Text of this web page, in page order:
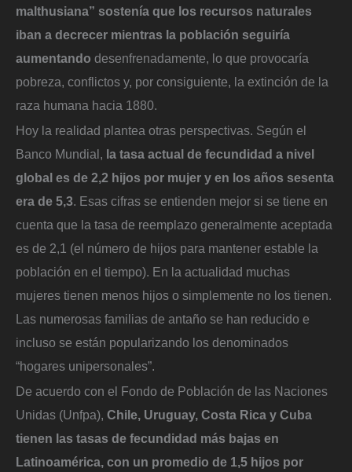
malthusiana” sostenía que los recursos naturales
iban a decrecer mientras la población seguiría
aumentando desenfrenadamente, lo que provocaría
pobreza, conflictos y, por consiguiente, la extinción de la
raza humana hacia 1880.
Hoy la realidad plantea otras perspectivas. Según el
Banco Mundial, la tasa actual de fecundidad a nivel
global es de 2,2 hijos por mujer y en los años sesenta
era de 5,3. Esas cifras se entienden mejor si se tiene en
cuenta que la tasa de reemplazo generalmente aceptada
es de 2,1 (el número de hijos para mantener estable la
población en el tiempo). En la actualidad muchas
mujeres tienen menos hijos o simplemente no los tienen.
Las numerosas familias de antaño se han reducido e
incluso se están popularizando los denominados
“hogares unipersonales”.
De acuerdo con el Fondo de Población de las Naciones
Unidas (Unfpa), Chile, Uruguay, Costa Rica y Cuba
tienen las tasas de fecundidad más bajas en
Latinoamérica, con un promedio de 1,5 hijos por